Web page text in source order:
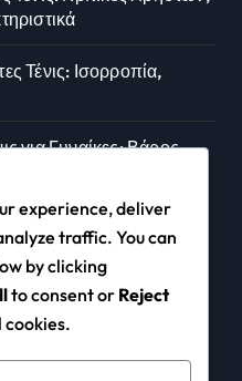
Τένις: Ισορροπία,
για Γυναίκες: Βάρος,
experience, deliver
traffic. You can
by clicking
to consent or Reject